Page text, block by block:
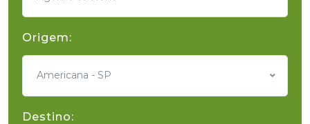
Origem:
Americana - SP
Destino: